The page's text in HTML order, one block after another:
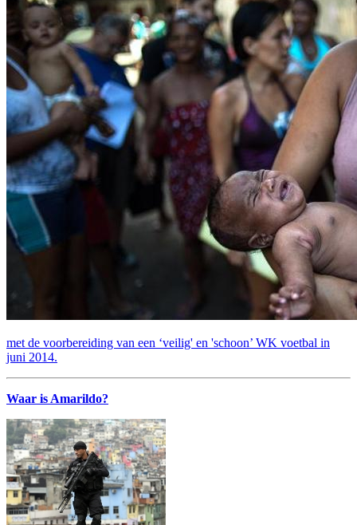
met de voorbereiding van een ‘veilig' en 'schoon’ WK voetbal in
juni 2014.
Waar is Amarildo?